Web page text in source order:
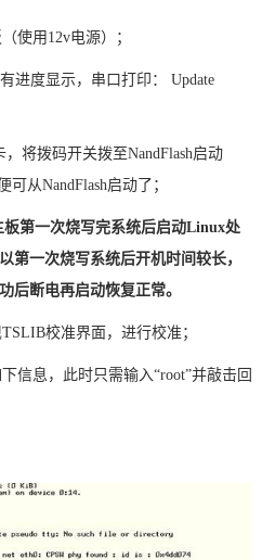
使用12v电源）；
进度显示，串口打印： Update
将拨码开关拨至NandFlash启动
从NandFlash启动了；
第一次烧写完系统后启动Linux处
第一次烧写系统后开机时间较长，
后断电再启动恢复正常。
校准界面，进行校准；
信息，此时只需输入“root”并敲击回